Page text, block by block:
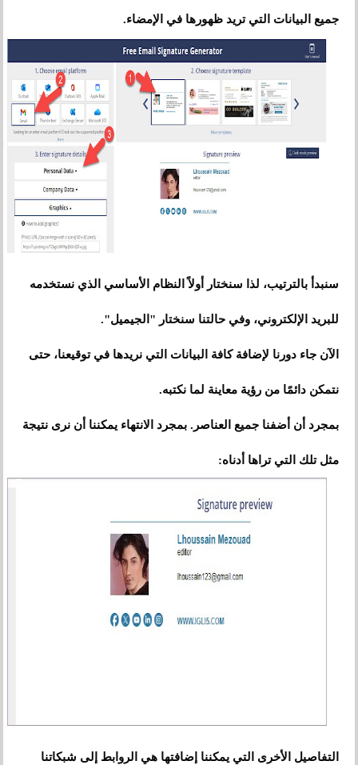
جميع البيانات التي تريد ظهورها في الإمضاء.
سنبدأ بالترتيب، لذا سنختار أولاً النظام الأساسي الذي نستخدمه
للبريد الإلكتروني، وفي حالتنا سنختار "الجيميل".
الآن جاء دورنا لإضافة كافة البيانات التي نريدها في توقيعنا، حتى
نتمكن دائمًا من رؤية معاينة لما نكتبه.
بمجرد أن أضفنا جميع العناصر. بمجرد الانتهاء يمكننا أن نرى نتيجة
مثل تلك التي تراها أدناه:
التفاصيل الأخرى التي يمكننا إضافتها هي الروابط إلى شبكاتنا